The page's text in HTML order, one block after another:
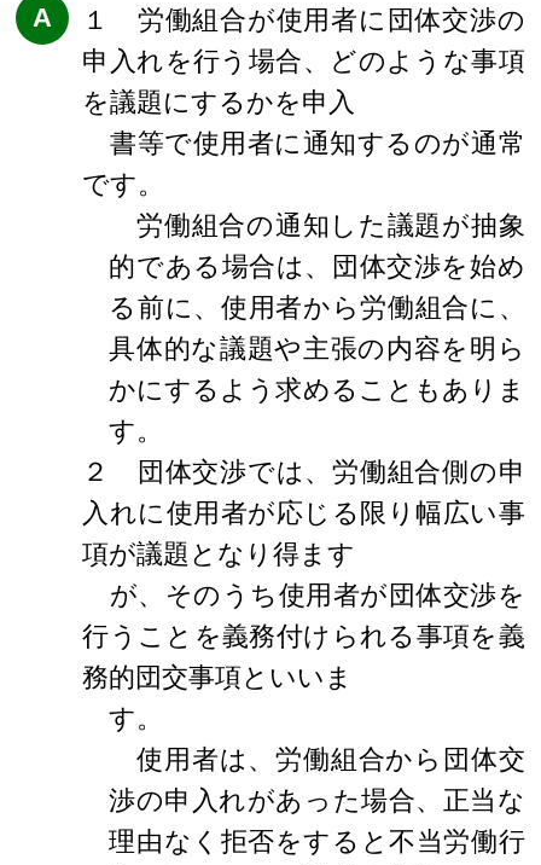
A
１ 労働組合が使用者に団体交渉の
申入れを行う場合、どのような事項
を議題にするかを申入
書等で使用者に通知するのが通常
です。
労働組合の通知した議題が抽象
的である場合は、団体交渉を始め
る前に、使用者から労働組合に、
具体的な議題や主張の内容を明ら
かにするよう求めることもありま
す。
２ 団体交渉では、労働組合側の申
入れに使用者が応じる限り幅広い事
項が議題となり得ます
が、そのうち使用者が団体交渉を
行うことを義務付けられる事項を義
務的団交事項といいま
す。
使用者は、労働組合から団体交
渉の申入れがあった場合、正当な
理由なく拒否をすると不当労働行